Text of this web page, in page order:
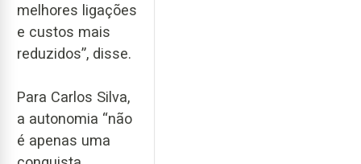
melhores ligações
e custos mais
reduzidos”, disse.
Para Carlos Silva,
a autonomia “não
é apenas uma